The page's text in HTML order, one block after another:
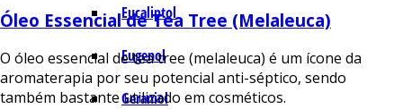
Eucaliptol
Eugenol
Geraniol
Óleo Essencial de Tea Tree (Melaleuca)
O óleo essencial de tea tree (melaleuca) é um ícone da
aromaterapia por seu potencial anti-séptico, sendo
também bastante utilizado em cosméticos.